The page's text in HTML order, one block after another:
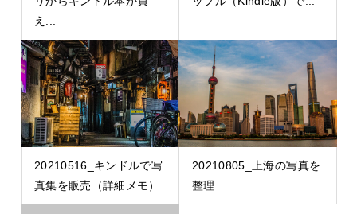
え...
20210516_キンドルで写
真集を販売（詳細メモ）
20210805_上海の写真を
整理